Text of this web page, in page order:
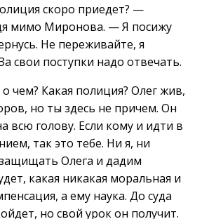
скоро приедет? —
мимо Миронова. — Я посижу
Не переживайте, я
свои поступки надо отвечать.
чем? Какая полиция? Олег жив,
но ты здесь не причем. Он
всю голову. Если кому и идти в
так это тебе. Ни я, ни
Олега и дадим
какая никакая моральная и
а ему наука. До суда
но свой урок он получит.